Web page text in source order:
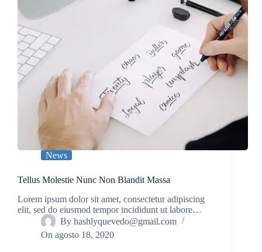
News
Tellus Molestie Nunc Non Blandit Massa
Lorem ipsum dolor sit amet, consectetur adipiscing
elit, sed do eiusmod tempor incididunt ut labore…
By hashlyquevedo@gmail.com
On agosto 18, 2020